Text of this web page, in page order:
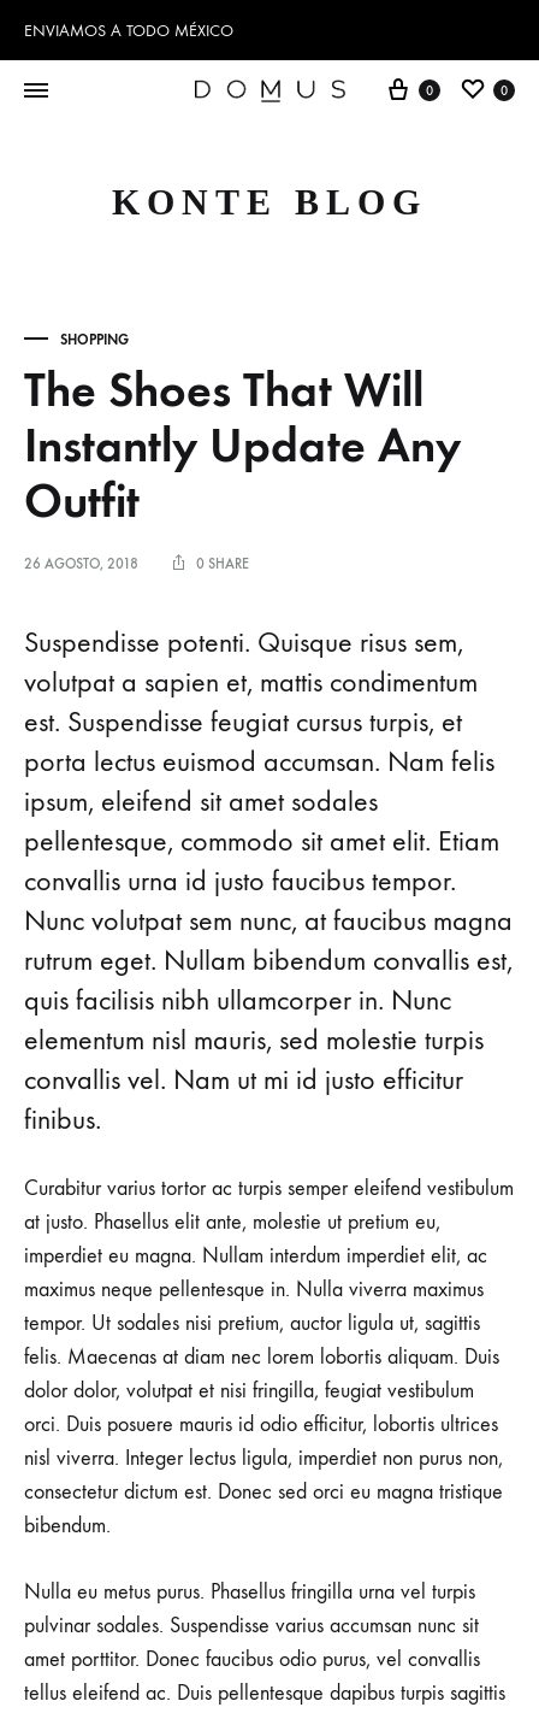
ENVIAMOS A TODO MÉXICO
Cart
0 0
KONTE BLOG
SHOPPING
The Shoes That Will
Instantly Update Any
Outfit
26 AGOSTO, 2018 0 SHARE
Suspendisse potenti. Quisque risus sem,
volutpat a sapien et, mattis condimentum
est. Suspendisse feugiat cursus turpis, et
porta lectus euismod accumsan. Nam felis
ipsum, eleifend sit amet sodales
pellentesque, commodo sit amet elit. Etiam
convallis urna id justo faucibus tempor.
Nunc volutpat sem nunc, at faucibus magna
rutrum eget. Nullam bibendum convallis est,
quis facilisis nibh ullamcorper in. Nunc
elementum nisl mauris, sed molestie turpis
convallis vel. Nam ut mi id justo efficitur
finibus.
Curabitur varius tortor ac turpis semper eleifend vestibulum
at justo. Phasellus elit ante, molestie ut pretium eu,
imperdiet eu magna. Nullam interdum imperdiet elit, ac
maximus neque pellentesque in. Nulla viverra maximus
tempor. Ut sodales nisi pretium, auctor ligula ut, sagittis
felis. Maecenas at diam nec lorem lobortis aliquam. Duis
dolor dolor, volutpat et nisi fringilla, feugiat vestibulum
orci. Duis posuere mauris id odio efficitur, lobortis ultrices
nisl viverra. Integer lectus ligula, imperdiet non purus non,
consectetur dictum est. Donec sed orci eu magna tristique
bibendum.
Nulla eu metus purus. Phasellus fringilla urna vel turpis
pulvinar sodales. Suspendisse varius accumsan nunc sit
amet porttitor. Donec faucibus odio purus, vel convallis
tellus eleifend ac. Duis pellentesque dapibus turpis sagittis